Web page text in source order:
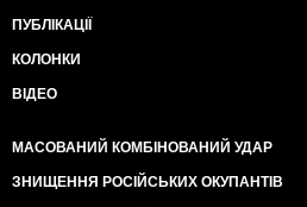
ПУБЛІКАЦІЇ
КОЛОНКИ
ВІДЕО
МАСОВАНИЙ КОМБІНОВАНИЙ УДАР
ЗНИЩЕННЯ РОСІЙСЬКИХ ОКУПАНТІВ